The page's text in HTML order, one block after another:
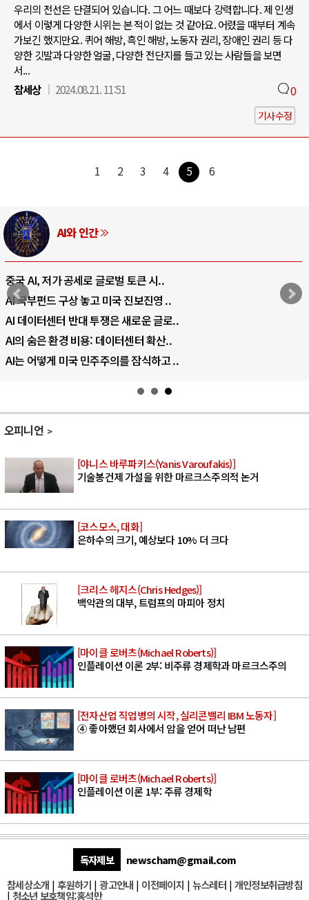
우리의 전선은 단결되어 있습니다. 그 어느 때보다 강력합니다. 제 인생
에서 이렇게 다양한 시위는 본 적이 없는 것 같아요. 어렸을 때부터 계속
가보긴 했지만요. 퀴어 해방, 흑인 해방, 노동자 권리, 장애인 권리 등 다
양한 깃발과 다양한 얼굴, 다양한 전단지를 들고 있는 사람들을 보면
서...
참세상
2024.08.21. 11:51 0
기사수정
1 2 3 4 5 6
AI와 인간
중국 AI, 저가 공세로 글로벌 토큰 시..
AI 국부펀드 구상 놓고 미국 진보진영 ..
AI 데이터센터 반대 투쟁은 새로운 글로..
AI의 숨은 환경 비용: 데이터센터 확산..
AI는 어떻게 미국 민주주의를 잠식하고 ..
오피니언
[야니스 바루파키스(Yanis Varoufakis)]
기술봉건제 가설을 위한 마르크스주의적 논거
[코스모스, 대화]
은하수의 크기, 예상보다 10% 더 크다
[크리스 헤지스(Chris Hedges)]
백악관의 대부, 트럼프의 마피아 정치
[마이클 로버츠(Michael Roberts)]
인플레이션 이론 2부: 비주류 경제학과 마르크스주의
[전자산업 직업병의 시작, 실리콘밸리 IBM 노동자]
④ 좋아했던 회사에서 암을 얻어 떠난 남편
[마이클 로버츠(Michael Roberts)]
인플레이션 이론 1부: 주류 경제학
독자제보
newscham@gmail.com
참세상소개 | 후원하기 |광고안내 | 이전페이지 | 뉴스레터| 개인정보취급방침
| 청소년 보호책임:홍석만